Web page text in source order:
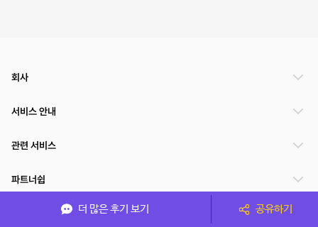
더 많은 후기 보기 공유하기
회사
서비스 안내
관련 서비스
파트너쉽
서비스 제공 국가